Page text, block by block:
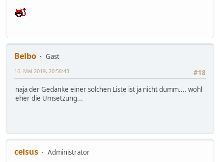
Belbo
Gast
#18
16. Mai 2019, 20:58:43
naja der Gedanke einer solchen Liste ist ja nicht dumm.... wohl
eher die Umsetzung...
celsus
Administrator